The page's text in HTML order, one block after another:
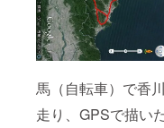
馬（自転車）で香
走り、GPSで描い